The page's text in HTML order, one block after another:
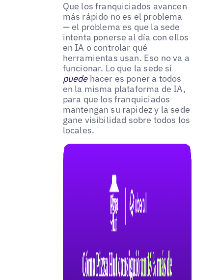
Que los franquiciados avancen
más rápido no es el problema
— el problema es que la sede
intenta ponerse al día con ellos
en IA o controlar qué
herramientas usan. Eso no va a
funcionar. Lo que la sede sí
puedehacer es poner a todos
en la misma plataforma de IA,
para que los franquiciados
mantengan su rapidez y la sede
gane visibilidad sobre todos los
locales.